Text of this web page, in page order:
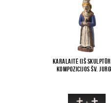
Karalaitė (iš
kompozicijos Šv.